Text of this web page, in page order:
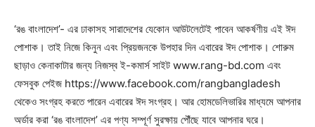
‘রঙ বাংলাদেশ’- এর ঢাকাসহ সারাদেশের যেকোন আউটলেটেই পাবেন আকর্ষণীয় এই ঈদ
পোশাক। তাই নিজে কিনুন এবং প্রিয়জনকে উপহার দিন এবারের ঈদ পোশাক। শোরুম
ছাড়াও কেনাকাটার জন্য নিজস্ব ই-কমার্স সাইট www.rang-bd.com এবং
ফেসবুক পেইজ https://www.facebook.com/rangbangladesh
থেকেও সংগ্রহ করতে পারেন এবারের ঈদ সংগ্রহ। আর হোমডেলিভারির মাধ্যমে আপনার
অর্ডার করা ‘রঙ বাংলাদেশ’ এর পণ্য সম্পূর্ণ সুরক্ষায় পৌঁছে যাবে আপনার ঘরে।